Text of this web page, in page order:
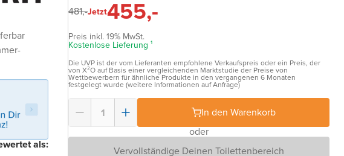
als:
481,-Jetzt455,-
Preis inkl. 19% MwSt.
Kostenlose Lieferung ¹
Die UVP ist der vom Lieferanten empfohlene Verkaufspreis oder ein Preis, der
von X²O auf Basis einer vergleichenden Marktstudie der Preise von
Wettbewerbern für ähnliche Produkte in den vergangenen 6 Monaten
festgelegt wurde (weitere Informationen auf Anfrage)
In den Warenkorb
oder
Vervollständige Deinen Toilettenbereich